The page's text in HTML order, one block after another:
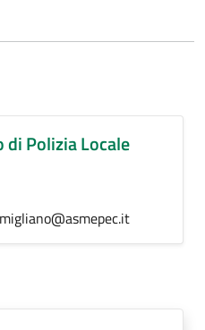
di Polizia Locale